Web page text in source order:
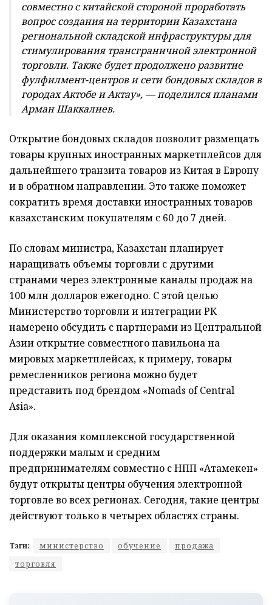
совместно с китайской стороной проработать
вопрос создания на территории Казахстана
региональной складской инфраструктуры для
стимулирования трансграничной электронной
торговли. Также будет продолжено развитие
фулфилмент-центров и сети бондовых складов в
городах Актобе и Актау», — поделился планами
Арман Шаккалиев.
Открытие бондовых складов позволит размещать
товары крупных иностранных маркетплейсов для
дальнейшего транзита товаров из Китая в Европу
и в обратном направлении. Это также поможет
сократить время доставки иностранных товаров
казахстанским покупателям с 60 до 7 дней.
По словам министра, Казахстан планирует
наращивать объемы торговли с другими
странами через электронные каналы продаж на
100 млн долларов ежегодно. С этой целью
Министерство торговли и интеграции РК
намерено обсудить с партнерами из Центральной
Азии открытие совместного павильона на
мировых маркетплейсах, к примеру, товары
ремесленников региона можно будет
представить под брендом «Nomads of Central
Asia».
Для оказания комплексной государственной
поддержки малым и средним
предпринимателям совместно с НПП «Атамекен»
будут открыты центры обучения электронной
торговле во всех регионах. Сегодня, такие центры
действуют только в четырех областях страны.
Тэги: министерство обучение
продажа
торговля